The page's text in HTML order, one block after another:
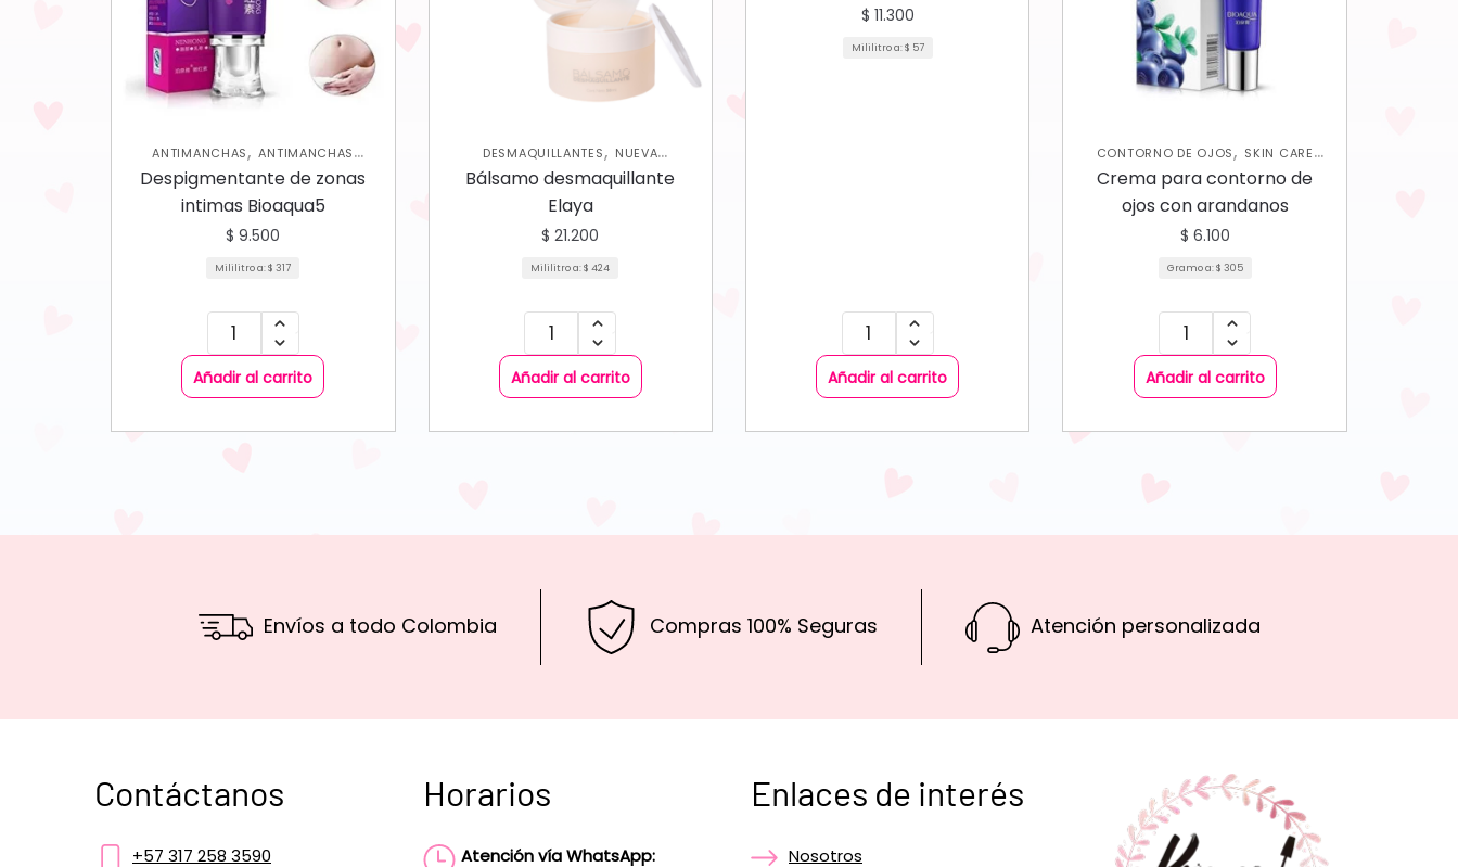
ANTIMANCHAS,ANTIMANCHAS
CORPORAL,SKIN CARE CORPORAL,
SKIN CARE FACIAL
Despigmentante de zonas
intimas Bioaqua5
$ 9.500
Mililitro a:$ 317
Añadir al carrito
DESMAQUILLANTES, NUEVA
COLECCIÓN,ROSTRO,SKIN CARE
Bálsamo desmaquillante
Elaya
$ 21.200
Mililitro a:$ 424
Añadir al carrito
$ 11.300
Mililitro a:$ 57
Añadir al carrito
CONTORNO DE OJOS, SKIN CARE
FACIAL
Crema para contorno de
ojos con arandanos
$ 6.100
Gramo a:$ 305
Añadir al carrito
Envíos a todo Colombia Compras 100% Seguras Atención personalizada
Contáctanos
+57 317 258 3590
Horarios
Atención vía WhatsApp:
Enlaces de interés
Nosotros